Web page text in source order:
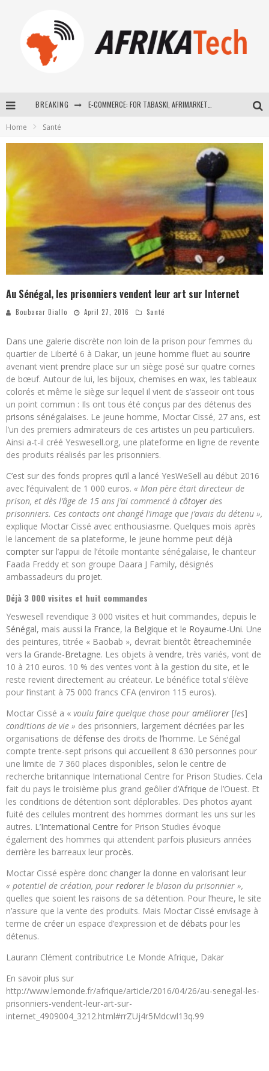
BREAKING La Révolution Silencieuse : Quand Les Entrepreneurs Africains Décident de ne Plus se Taire
E-COMMERCE: FOR TABASKI, AFRIMARKET AND LEBARA DELIVER SHEEP TO AFRICA VIA INTERNET
Home Santé
Au Sénégal, les prisonniers vendent leur art sur Internet
Boubacar Diallo April 27, 2016 Santé
Dans une galerie discrète non loin de la prison pour femmes du
quartier de Liberté 6 à Dakar, un jeune homme fluet au sourire
avenant vient prendre place sur un siège posé sur quatre cornes
de bœuf. Autour de lui, les bijoux, chemises en wax, les tableaux
colorés et même le siège sur lequel il vient de s’asseoir ont tous
un point commun : Ils ont tous été conçus par des détenus des
prisons sénégalaises. Le jeune homme, Moctar Cissé, 27 ans, est
l’un des premiers admirateurs de ces artistes un peu particuliers.
Ainsi a-t-il créé Yeswesell.org, une plateforme en ligne de revente
des produits réalisés par les prisonniers.
C’est sur des fonds propres qu’il a lancé YesWeSell au début 2016
avec l’équivalent de 1 000 euros. « Mon père était directeur de
prison, et dès l’âge de 15 ans j’ai commencé à côtoyer des
prisonniers. Ces contacts ont changé l’image que j’avais du détenu »,
explique Moctar Cissé avec enthousiasme. Quelques mois après
le lancement de sa plateforme, le jeune homme peut déjà
compter sur l’appui de l’étoile montante sénégalaise, le chanteur
Faada Freddy et son groupe Daara J Family, désignés
ambassadeurs du projet.
Déjà 3 000 visites et huit commandes
Yeswesell revendique 3 000 visites et huit commandes, depuis le
Sénégal, mais aussi la France, la Belgique et le Royaume-Uni. Une
des peintures, titrée « Baobab », devrait bientôt êtreacheminée
vers la Grande-Bretagne. Les objets à vendre, très variés, vont de
10 à 210 euros. 10 % des ventes vont à la gestion du site, et le
reste revient directement au créateur. Le bénéfice total s’élève
pour l’instant à 75 000 francs CFA (environ 115 euros).
Moctar Cissé a « voulu faire quelque chose pour améliorer [les]
conditions de vie » des prisonniers, largement décriées par les
organisations de défense des droits de l’homme. Le Sénégal
compte trente-sept prisons qui accueillent 8 630 personnes pour
une limite de 7 360 places disponibles, selon le centre de
recherche britannique International Centre for Prison Studies. Cela
fait du pays le troisième plus grand geôlier d’Afrique de l’Ouest. Et
les conditions de détention sont déplorables. Des photos ayant
fuité des cellules montrent des hommes dormant les uns sur les
autres. L’International Centre for Prison Studies évoque
également des hommes qui attendent parfois plusieurs années
derrière les barreaux leur procès.
Moctar Cissé espère donc changer la donne en valorisant leur
« potentiel de création, pour redorer le blason du prisonnier »,
quelles que soient les raisons de sa détention. Pour l’heure, le site
n’assure que la vente des produits. Mais Moctar Cissé envisage à
terme de créer un espace d’expression et de débats pour les
détenus.
Laurann Clément contributrice Le Monde Afrique, Dakar
En savoir plus sur
http://www.lemonde.fr/afrique/article/2016/04/26/au-senegal-les-
prisonniers-vendent-leur-art-sur-
internet_4909004_3212.html#rrZUj4r5Mdcwl13q.99